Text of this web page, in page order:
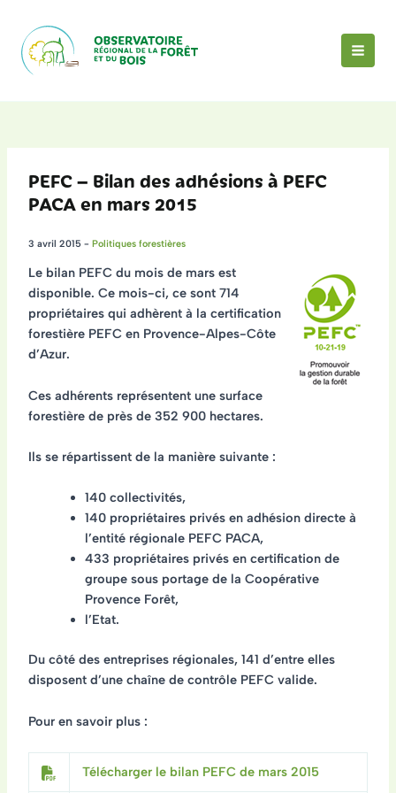
contenu
PEFC – Bilan des adhésions à PEFC
PACA en mars 2015
3 avril 2015 - Politiques forestières
Le bilan PEFC du mois de mars est
disponible. Ce mois-ci, ce sont 714
propriétaires qui adhèrent à la certification
forestière PEFC en Provence-Alpes-Côte
d’Azur.
Ces adhérents représentent une surface
forestière de près de 352 900 hectares.
Ils se répartissent de la manière suivante :
140 collectivités,
140 propriétaires privés en adhésion directe à
l’entité régionale PEFC PACA,
433 propriétaires privés en certification de
groupe sous portage de la Coopérative
Provence Forêt,
l’Etat.
Du côté des entreprises régionales, 141 d’entre elles
disposent d’une chaîne de contrôle PEFC valide.
Pour en savoir plus :
Télécharger le bilan PEFC de mars 2015